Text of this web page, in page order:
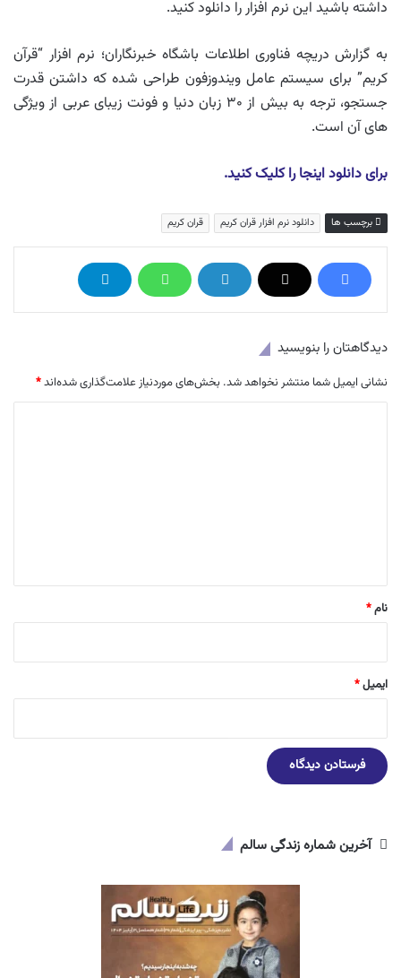
داشته باشید این نرم افزار را دانلود کنید.
به گزارش دریچه فناوری اطلاعات باشگاه خبرنگاران؛ نرم افزار “قرآن
کریم” برای سیستم عامل ویندوزفون طراحی شده که داشتن قدرت
جستجو، ترجه به بیش از ۳۰ زبان دنیا و فونت زیبای عربی از ویژگی
های آن است.
برای دانلود اینجا را کلیک کنید.
برچسب ها دانلود نرم افزار قران کریم قران کریم
دیدگاهتان را بنویسید
نشانی ایمیل شما منتشر نخواهد شد. بخش‌های موردنیاز علامت‌گذاری شده‌اند*
نام*
ایمیل*
آخرین شماره زندگی سالم